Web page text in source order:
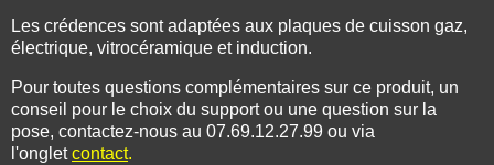
Les crédences sont adaptées aux plaques de cuisson gaz,
électrique, vitrocéramique et induction.
Pour toutes questions complémentaires sur ce produit, un
conseil pour le choix du support ou une question sur la
pose, contactez-nous au 07.69.12.27.99 ou via
l'ongletcontact.